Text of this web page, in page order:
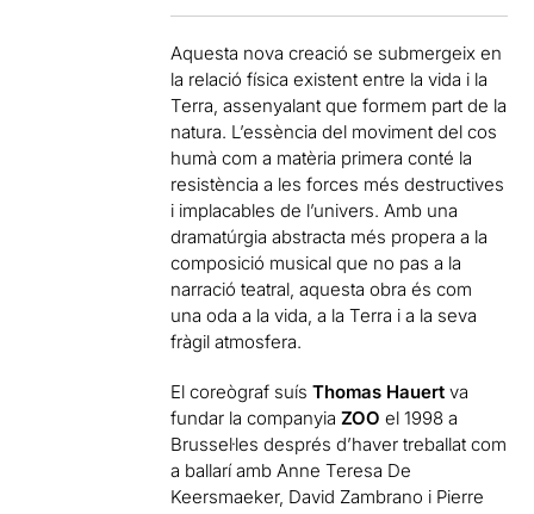
Aquesta nova creació se submergeix en
la relació física existent entre la vida i la
Terra, assenyalant que formem part de la
natura. L’essència del moviment del cos
humà com a matèria primera conté la
resistència a les forces més destructives
i implacables de l’univers. Amb una
dramatúrgia abstracta més propera a la
composició musical que no pas a la
narració teatral, aquesta obra és com
una oda a la vida, a la Terra i a la seva
fràgil atmosfera.
El coreògraf suísThomas Hauert va
fundar la companyiaZOO el 1998 a
Brussel·les després d’haver treballat com
a ballarí amb Anne Teresa De
Keersmaeker, David Zambrano i Pierre